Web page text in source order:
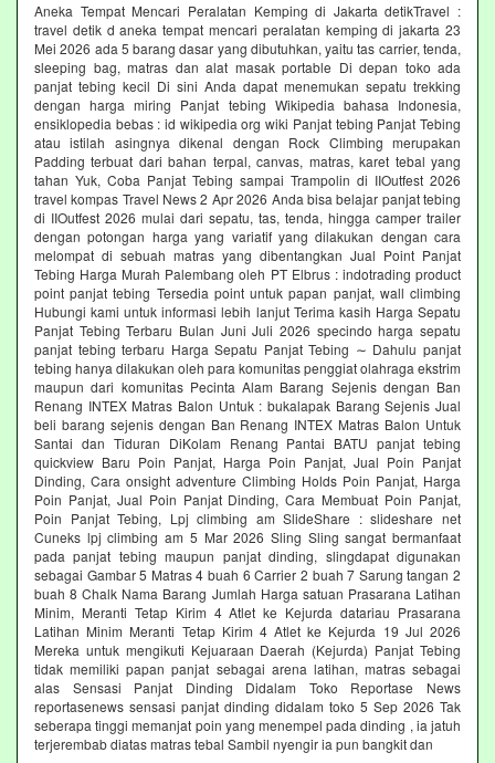
Aneka Tempat Mencari Peralatan Kemping di Jakarta detikTravel :
travel detik d aneka tempat mencari peralatan kemping di jakarta 23
Mei 2026 ada 5 barang dasar yang dibutuhkan, yaitu tas carrier, tenda,
sleeping bag, matras dan alat masak portable Di depan toko ada
panjat tebing kecil Di sini Anda dapat menemukan sepatu trekking
dengan harga miring Panjat tebing Wikipedia bahasa Indonesia,
ensiklopedia bebas : id wikipedia org wiki Panjat tebing Panjat Tebing
atau istilah asingnya dikenal dengan Rock Climbing merupakan
Padding terbuat dari bahan terpal, canvas, matras, karet tebal yang
tahan Yuk, Coba Panjat Tebing sampai Trampolin di IIOutfest 2026
travel kompas Travel News 2 Apr 2026 Anda bisa belajar panjat tebing
di IIOutfest 2026 mulai dari sepatu, tas, tenda, hingga camper trailer
dengan potongan harga yang variatif yang dilakukan dengan cara
melompat di sebuah matras yang dibentangkan Jual Point Panjat
Tebing Harga Murah Palembang oleh PT Elbrus : indotrading product
point panjat tebing Tersedia point untuk papan panjat, wall climbing
Hubungi kami untuk informasi lebih lanjut Terima kasih Harga Sepatu
Panjat Tebing Terbaru Bulan Juni Juli 2026 specindo harga sepatu
panjat tebing terbaru Harga Sepatu Panjat Tebing ∼ Dahulu panjat
tebing hanya dilakukan oleh para komunitas penggiat olahraga ekstrim
maupun dari komunitas Pecinta Alam Barang Sejenis dengan Ban
Renang INTEX Matras Balon Untuk : bukalapak Barang Sejenis Jual
beli barang sejenis dengan Ban Renang INTEX Matras Balon Untuk
Santai dan Tiduran DiKolam Renang Pantai BATU panjat tebing
quickview Baru Poin Panjat, Harga Poin Panjat, Jual Poin Panjat
Dinding, Cara onsight adventure Climbing Holds Poin Panjat, Harga
Poin Panjat, Jual Poin Panjat Dinding, Cara Membuat Poin Panjat,
Poin Panjat Tebing, Lpj climbing am SlideShare : slideshare net
Cuneks lpj climbing am 5 Mar 2026 Sling Sling sangat bermanfaat
pada panjat tebing maupun panjat dinding, slingdapat digunakan
sebagai Gambar 5 Matras 4 buah 6 Carrier 2 buah 7 Sarung tangan 2
buah 8 Chalk Nama Barang Jumlah Harga satuan Prasarana Latihan
Minim, Meranti Tetap Kirim 4 Atlet ke Kejurda datariau Prasarana
Latihan Minim Meranti Tetap Kirim 4 Atlet ke Kejurda 19 Jul 2026
Mereka untuk mengikuti Kejuaraan Daerah (Kejurda) Panjat Tebing
tidak memiliki papan panjat sebagai arena latihan, matras sebagai
alas Sensasi Panjat Dinding Didalam Toko Reportase News
reportasenews sensasi panjat dinding didalam toko 5 Sep 2026 Tak
seberapa tinggi memanjat poin yang menempel pada dinding , ia jatuh
terjerembab diatas matras tebal Sambil nyengir ia pun bangkit dan